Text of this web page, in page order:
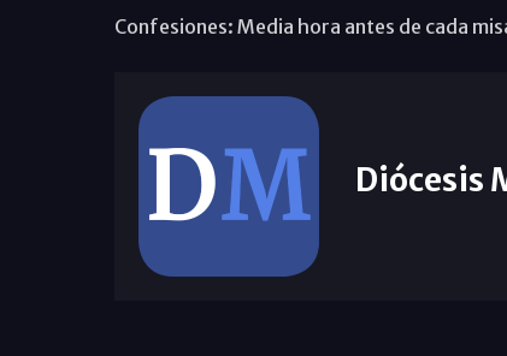
Confesiones: Media hora antes de cada
Diócesis